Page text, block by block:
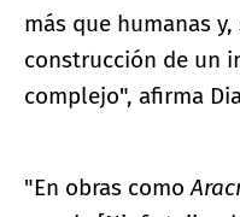
más que humanas
construcción de un
complejo", afirma
"En obras como